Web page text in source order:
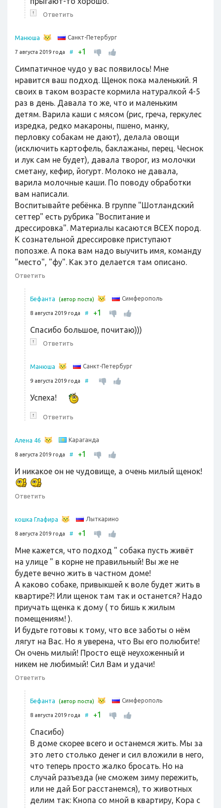
↑ Ответить
Манюша Санкт-Петербург
7 августа 2019 года # +1
Симпатичное чудо у вас появилось! Мне
нравится ваш подход. Щенок пока маленький. Я
своих в таком возрасте кормила натуралкой 4-5
раз в день. Давала то же, что и маленьким
детям. Варила каши с мясом (рис, греча, геркулес
изредка, редко макароны, пшено, манку,
перловку собакам не дают), делала овощи
(исключить картофель, баклажаны, перец. Чеснок
и лук сам не будет), давала творог, из молочки
сметану, кефир, йогурт. Молоко не давала,
варила молочные каши. По поводу обработки
вам написали.
Воспитывайте ребёнка. В группе "Шотландский
сеттер" есть рубрика "Воспитание и
дрессировка". Материалы касаются ВСЕХ пород.
К сознательной дрессировке приступают
попозже. А пока вам надо выучить имя, команду
"место", "фу". Как это делается там описано.
Ответить
Бефанта (автор поста) Симферополь
8 августа 2019 года # +1
Спасибо большое, почитаю)))
↑ Ответить
Манюша Санкт-Петербург
9 августа 2019 года #
Успеха!
↑ Ответить
Алена 46 Караганда
8 августа 2019 года # +1
И никакое он не чудовище, а очень милый щенок!
Ответить
кошка Глафира Лыткарино
8 августа 2019 года # +1
Мне кажется, что подход " собака пусть живёт
на улице " в корне не правильный! Вы же не
будете вечно жить в частном доме!
А каково собаке, привыкшей к воле будет жить в
квартире?! Или щенок там так и останется? Надо
приучать щенка к дому ( то бишь к жилым
помещениям! ).
И будьте готовы к тому, что все заботы о нём
лягут на Вас. Но я уверена, что Вы его полюбите!
Он очень милый! Просто ещё неухоженный и
никем не любимый! Сил Вам и удачи!
Ответить
Бефанта (автор поста) Симферополь
8 августа 2019 года # +1
Спасибо)
В доме скорее всего и останемся жить. Мы за
это лето столько денег и сил вложили в него,
что теперь просто жалко бросать. Но на
случай разъезда (не сможем зиму пережить,
или не дай Бог расстанемся), то животных
делим так: Кнопа со мной в квартиру, Кора с